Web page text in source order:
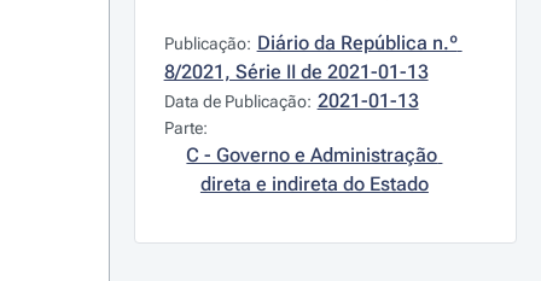
Publicação: Diário da República n.º
8/2021, Série II de 2021-01-13
Data de Publicação: 2021-01-13
Parte:
C - Governo e Administração
direta e indireta do Estado